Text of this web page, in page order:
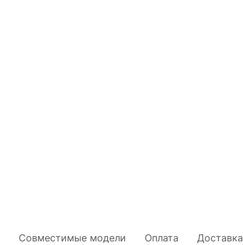
Совместимые модели Оплата Доставка